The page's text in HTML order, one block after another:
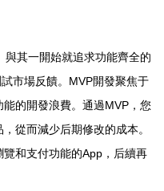
其一開始就追求功能齊全的
市場反饋。MVP開發聚焦于
的開發浪費。通過MVP，您
從而減少后期修改的成本。
和支付功能的App，后續再